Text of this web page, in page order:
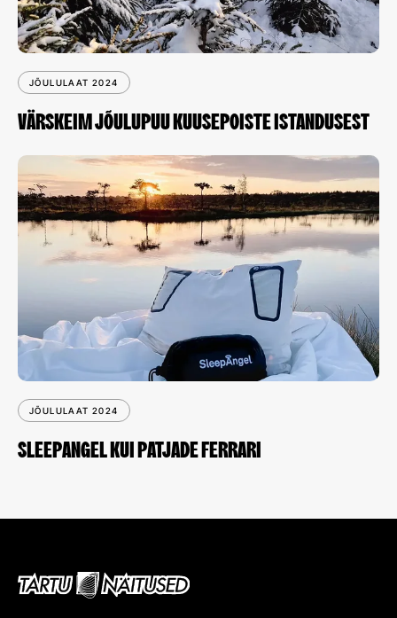
JÕULULAAT 2024
VÄRSKEIM JÕULUPUU KUUSEPOISTE ISTANDUSEST
JÕULULAAT 2024
SLEEPANGEL KUI PATJADE FERRARI